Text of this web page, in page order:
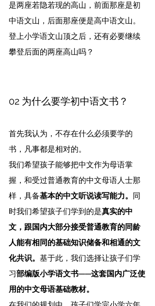
是两座若隐若现的高山，前面那座是初
中语文山，后面那座便是高中语文山。
登上小学语文山顶之后，还有必要继续
攀登后面的两座高山吗？
02 为什么要学初中语文书？
首先我认为，不存在什么必须要学的
书，凡事都是相对的。
我们希望孩子能够把中文作为母语掌
握，和受过普通教育的中文母语人士那
样，具备基本的中文听说读写能力。
同
时我们希望孩子们学到的是真实的中
文，跟国内大部分接受普通教育的同龄
人能有相同的基础知识储备和相通的文
化共识。 基于此，我们选择让孩子们学
习部编版小学语文书——这套国内广泛使
用的中文母语基础教材。